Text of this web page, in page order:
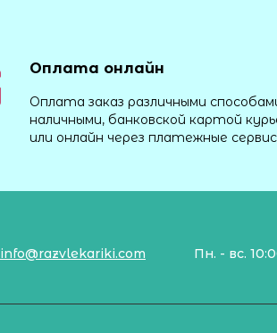
Оплата онлайн
Оплата заказ различными
наличными, банковской картой
или онлайн через платежные
info@razvlekariki.com Пн. - вс.